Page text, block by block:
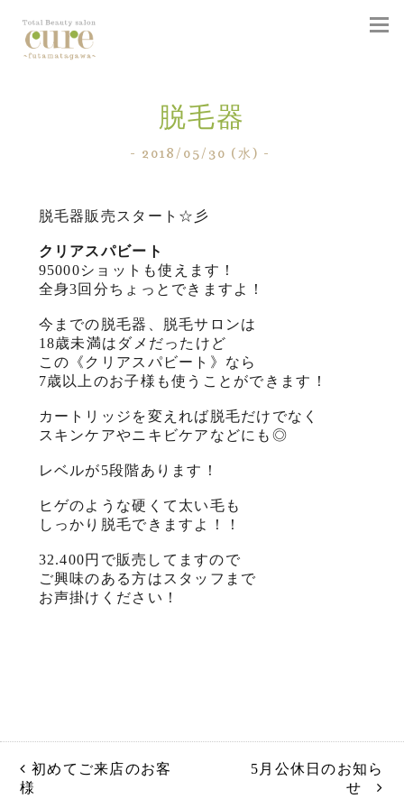
脱毛器
- 2018/05/30 (水) -
脱毛器販売スタート☆彡
クリアスパビート
95000ショットも使えます！
全身3回分ちょっとできますよ！
今までの脱毛器、脱毛サロンは
18歳未満はダメだったけど
この《クリアスパビート》なら
7歳以上のお子様も使うことができます！
カートリッジを変えれば脱毛だけでなく
スキンケアやニキビケアなどにも◎
レベルが5段階あります！
ヒゲのような硬くて太い毛も
しっかり脱毛できますよ！！
32.400円で販売してますので
ご興味のある方はスタッフまで
お声掛けください！
5月公休日のお知ら
せ
初めてご来店のお客
様